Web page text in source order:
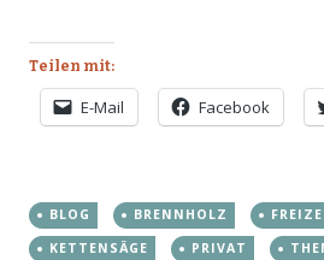
Teilen mit:
E-Mail Facebook
BLOG BRENNHOLZ
KETTENSÄGE
PRIVAT